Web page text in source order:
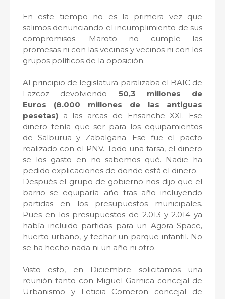
En este tiempo no es la primera vez que
salimos denunciando el incumplimiento de sus
compromisos. Maroto no cumple las
promesas ni con las vecinas y vecinos ni con los
grupos políticos de la oposición.
Al principio de legislatura paralizaba el BAIC de
Lazcoz devolviendo 50,3 millones de
Euros (8.000 millones de las antiguas
pesetas) a las arcas de Ensanche XXI. Ese
dinero tenía que ser para los equipamientos
de Salburua y Zabalgana. Ese fue el pacto
realizado con el PNV. Todo una farsa, el dinero
se los gasto en no sabemos qué. Nadie ha
pedido explicaciones de donde está el dinero.
Después el grupo de gobierno nos dijo que el
barrio se equiparía año tras año incluyendo
partidas en los presupuestos municipales.
Pues en los presupuestos de 2.013 y 2.014 ya
había incluido partidas para un Agora Space,
huerto urbano, y techar un parque infantil. No
se ha hecho nada ni un año ni otro.
Visto esto, en Diciembre solicitamos una
reunión tanto con Miguel Garnica concejal de
Urbanismo y Leticia Comeron concejal de